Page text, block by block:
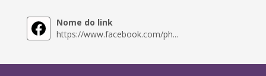
Nome do link
https://www.facebook.com/ph...